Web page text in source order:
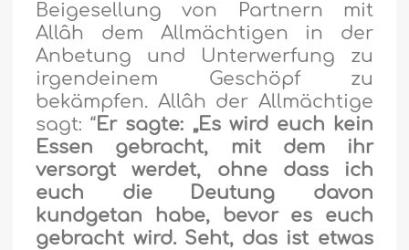
Beigesellung von Partnern mit
Allâh dem Allmächtigen in der
Anbetung und Unterwerfung zu
irgendeinem Geschöpf zu
bekämpfen. Allâh der Allmächtige
sagt: “Er sagte: „Es wird euch kein
Essen gebracht, mit dem ihr
versorgt werdet, ohne dass ich
euch die Deutung davon
kundgetan habe, bevor es euch
gebracht wird. Seht, das ist etwas